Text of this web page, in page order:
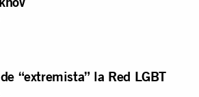
“extremista” la Red LGBT